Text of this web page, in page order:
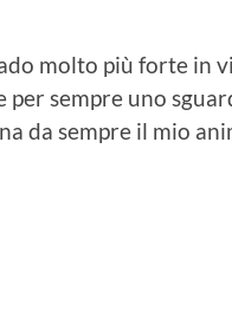
molto più forte in
sempre uno
da sempre il mio